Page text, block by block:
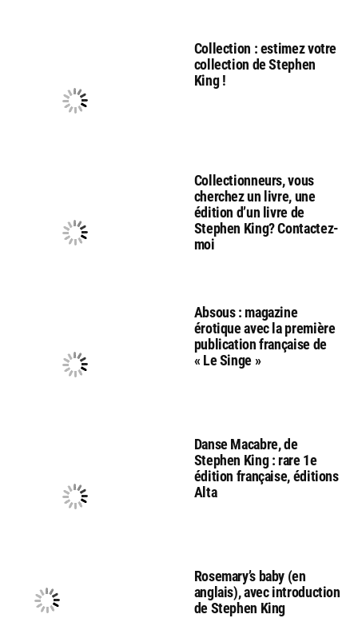
Collection : estimez votre
collection de Stephen
King !
Collectionneurs, vous
cherchez un livre, une
édition d’un livre de
Stephen King? Contactez-
moi
Absous : magazine
érotique avec la première
publication française de
« Le Singe »
Danse Macabre, de
Stephen King : rare 1e
édition française, éditions
Alta
Rosemary’s baby (en
anglais), avec introduction
de Stephen King